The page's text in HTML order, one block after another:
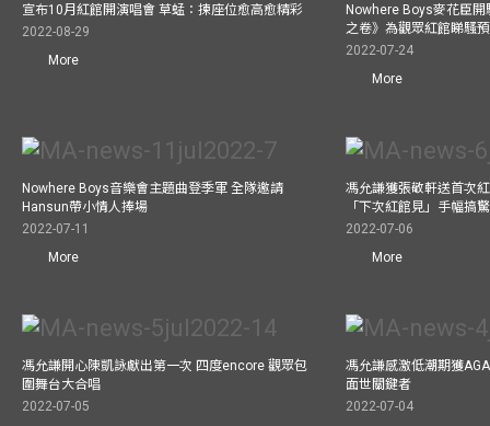
宣布10月紅館開演唱會 草蜢：揀座位愈高愈精彩
2022-08-29
More
Nowhere Boys麥花臣
之卷》為觀眾紅館睇騷
2022-07-24
More
Nowhere Boys音樂會主題曲登季軍 全隊邀請
Hansun帶小情人捧場
2022-07-11
More
馮允謙獲張敬軒送首次
「下次紅館見」手幅搞
2022-07-06
More
馮允謙開心陳凱詠獻出第一次 四度encore 觀眾包
圍舞台大合唱
2022-07-05
馮允謙感激低潮期獲
面世關鍵者
2022-07-04